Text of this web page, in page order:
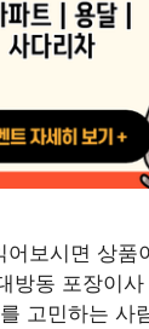
어보시면 상품
방동 포장이
고민하는 사